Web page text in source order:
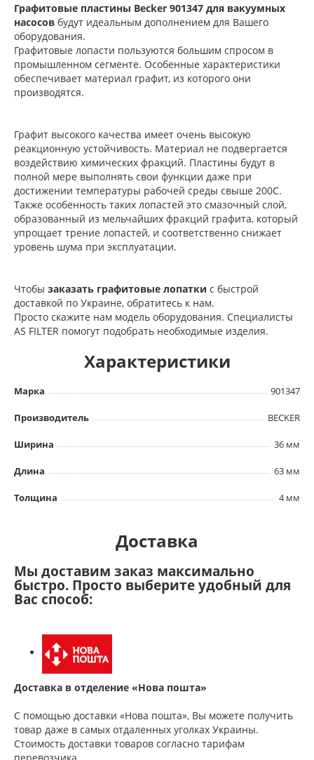
Графитовые пластины Becker 901347 для вакуумных
насосов будут идеальным дополнением для Вашего
оборудования.
Графитовые лопасти пользуются большим спросом в
промышленном сегменте. Особенные характеристики
обеспечивает материал графит, из которого они
производятся.
Графит высокого качества имеет очень высокую
реакционную устойчивость. Материал не подвергается
воздействию химических фракций. Пластины будут в
полной мере выполнять свои функции даже при
достижении температуры рабочей среды свыше 200С.
Также особенность таких лопастей это смазочный слой,
образованный из мельчайших фракций графита, который
упрощает трение лопастей, и соответственно снижает
уровень шума при эксплуатации.
Чтобы заказать графитовые лопатки с быстрой
доставкой по Украине, обратитесь к нам.
Просто скажите нам модель оборудования. Специалисты
AS FILTER помогут подобрать необходимые изделия.
Характеристики
Марка 901347
Производитель BECKER
Ширина 36 мм
Длина 63 мм
Толщина 4 мм
Доставка
Мы доставим заказ максимально
быстро. Просто выберите удобный для
Вас способ:
Доставка в отделение «Нова пошта»
С помощью доставки «Нова пошта», Вы можете получить
товар даже в самых отдаленных уголках Украины.
Стоимость доставки товаров согласно тарифам
перевозчика.